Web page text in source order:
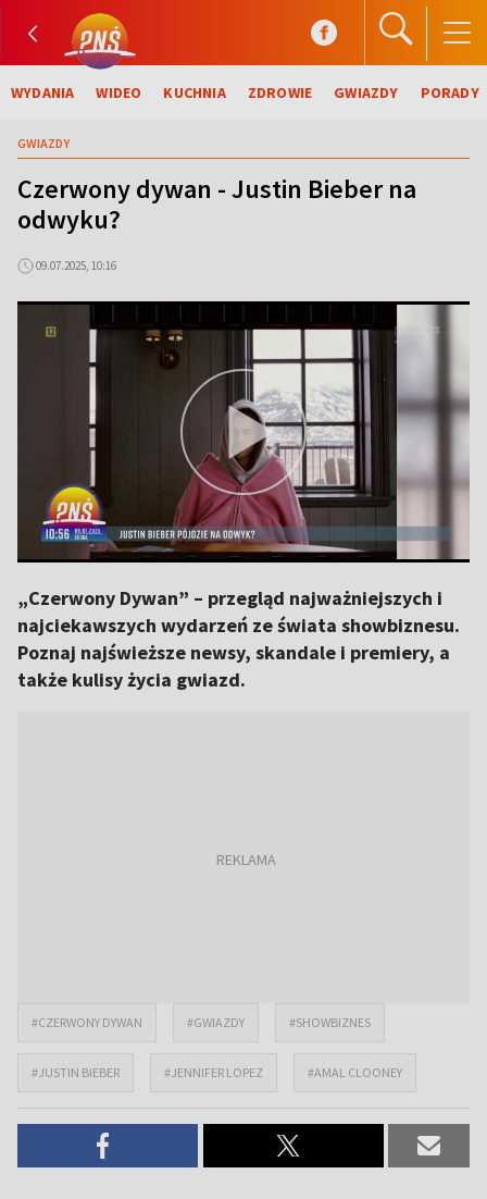
WYDANIA WIDEO KUCHNIA ZDROWIE GWIAZDY PORADY
GWIAZDY
Czerwony dywan - Justin Bieber na
odwyku?
09.07.2025, 10:16
„Czerwony Dywan” – przegląd najważniejszych i
najciekawszych wydarzeń ze świata showbiznesu.
Poznaj najświeższe newsy, skandale i premiery, a
także kulisy życia gwiazd.
#CZERWONY DYWAN #GWIAZDY #SHOWBIZNES
#JUSTIN BIEBER #JENNIFER LOPEZ #AMAL CLOONEY